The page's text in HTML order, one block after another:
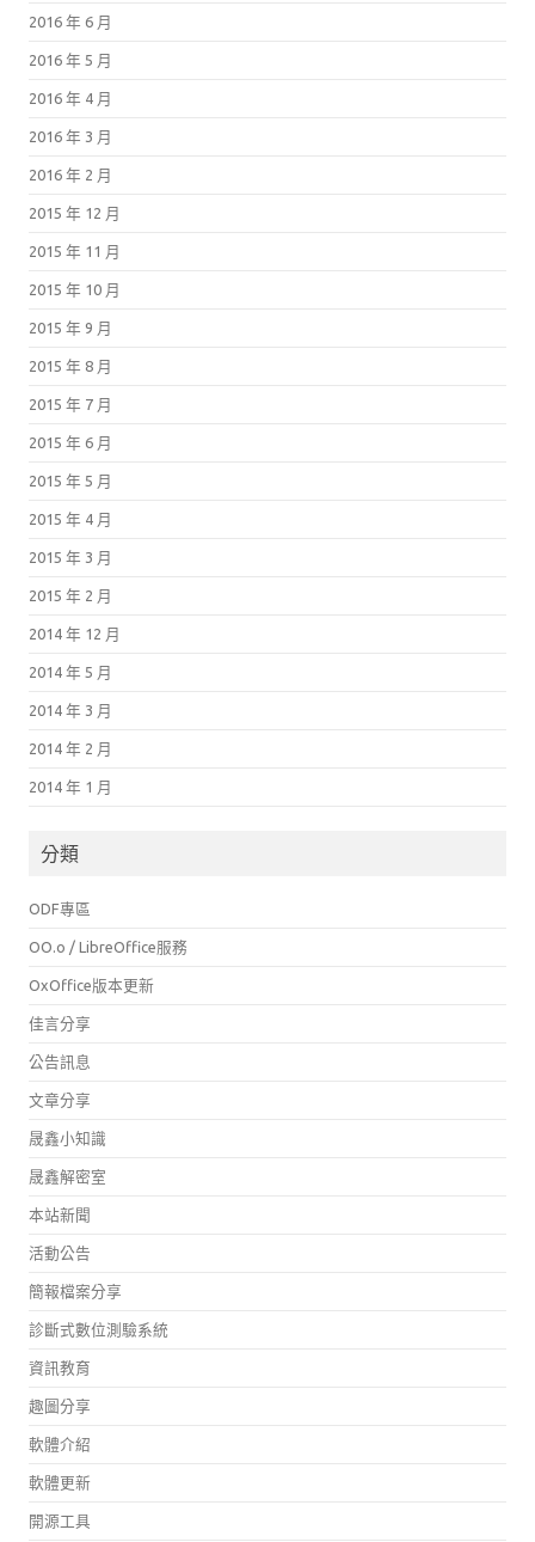
2016 年 6 月
2016 年 5 月
2016 年 4 月
2016 年 3 月
2016 年 2 月
2015 年 12 月
2015 年 11 月
2015 年 10 月
2015 年 9 月
2015 年 8 月
2015 年 7 月
2015 年 6 月
2015 年 5 月
2015 年 4 月
2015 年 3 月
2015 年 2 月
2014 年 12 月
2014 年 5 月
2014 年 3 月
2014 年 2 月
2014 年 1 月
分類
ODF專區
OO.o / LibreOffice服務
OxOffice版本更新
佳言分享
公告訊息
文章分享
晟鑫小知識
晟鑫解密室
本站新聞
活動公告
簡報檔案分享
診斷式數位測驗系統
資訊教育
趣圖分享
軟體介紹
軟體更新
開源工具